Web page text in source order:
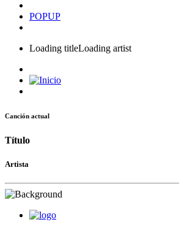
POPUP
Loading titleLoading artist
Canción actual
Título
Artista